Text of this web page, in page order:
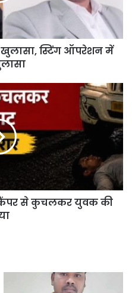
खुलासा, स्टिंग ऑपरेशन में
कैंपर से कुचलकर युवक की